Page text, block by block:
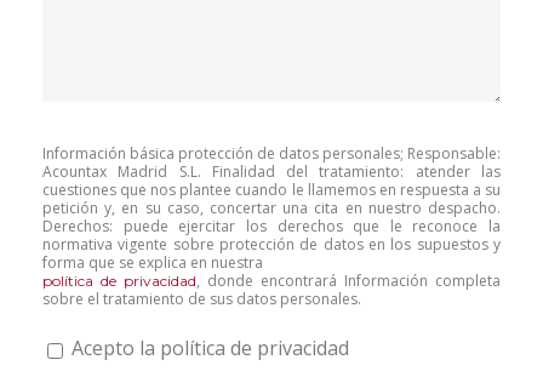
Información básica protección de datos personales; Responsable:
Acountax Madrid S.L. Finalidad del tratamiento: atender las
cuestiones que nos plantee cuando le llamemos en respuesta a su
petición y, en su caso, concertar una cita en nuestro despacho.
Derechos: puede ejercitar los derechos que le reconoce la
normativa vigente sobre protección de datos en los supuestos y
forma que se explica en nuestra
política de privacidad, donde encontrará Información completa
sobre el tratamiento de sus datos personales.
Acepto la política de privacidad